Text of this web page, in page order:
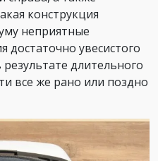
конструкция
неприятные
достаточно увесистого
длительного
все же рано или поздно